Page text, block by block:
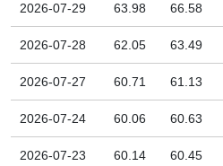
2026-07-29 63.98 66.58
2026-07-28 62.05 63.49
2026-07-27 60.71 61.13
2026-07-24 60.06 60.63
2026-07-23 60.14 60.45